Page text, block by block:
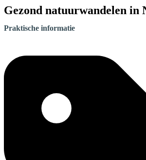
Gezond natuurwandelen in
Praktische informatie